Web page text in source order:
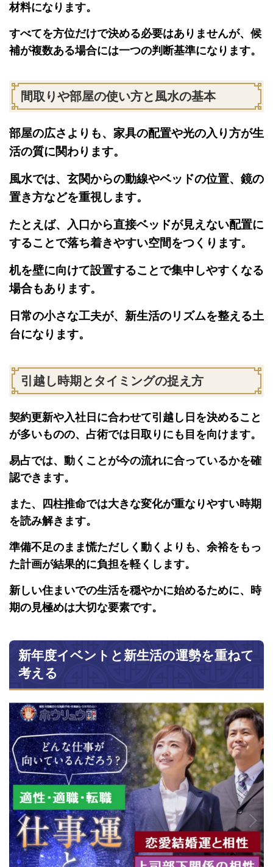
材料になります。
すべてを方位だけで決める必要はありませんが、候
補が複数ある場合には一つの判断基準になります。
間取りや部屋の使い方と風水の基本
部屋の広さよりも、家具の配置や光の入り方が生
活の質に関わります。
風水では、玄関からの動線やベッドの位置、鏡の
置き方などを重視します。
たとえば、入口から直接ベッドが見えない配置に
することで落ち着きやすい空間をつくります。
机を壁に向けて設置することで集中しやすくなる
場合もあります。
日常の小さな工夫が、新生活のリズムを整える土
台になります。
引越し時期とタイミングの捉え方
契約更新や入社日に合わせて引越し日を決めること
が多いものの、占術では日取りにも目を向けます。
易占では、動くことが今の流れに合っているかを確
認できます。
また、四柱推命では大きな変化が重なりやすい時期
を読み解きます。
準備不足のまま慌ただしく動くよりも、余裕をもっ
た計画が結果的に負担を軽くします。
新しい住まいでの生活を穏やかに始めるために、時
期の見極めは大切な要素です。
新年度イベントと新生活の運勢を重ねて
考える